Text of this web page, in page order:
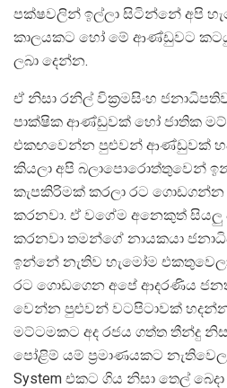
පක්ෂවලින් ඉල්ලා සිටින්නේ අපි
කාලයකට හෝ මේ ආණ්ඩුවට
ලබා දෙන්න.
ඒ නිසා රනිල් වික්‍රමසිංහ
පාක්ෂික ආණ්ඩුවක් හෝ ජාතික
එකඟවෙන්න පුළුවන් ආණ්ඩුවක්
කියලා අපි බලාපොරොත්තුවෙන්
කැපකිරිමක් කරලා රට
කරනවා. ඒ වගේම අනෙකුත් සියලු
කරනවා තමන්ගේ නායකයා
ඉන්නේ නැතිව හැමෝම
රට ගොඩගෙන අපේ ආදරණිය
වෙන්න පුළුවන් වටපිටාවක්
මට්ටමකට අද රජය ගත්ත තීන්දු
පෝළිම් යම් ප්‍රමාණයකට
System එකට ගිය නිසා තෙල්